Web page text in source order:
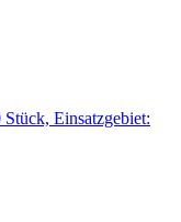
Einsatzgebiet: